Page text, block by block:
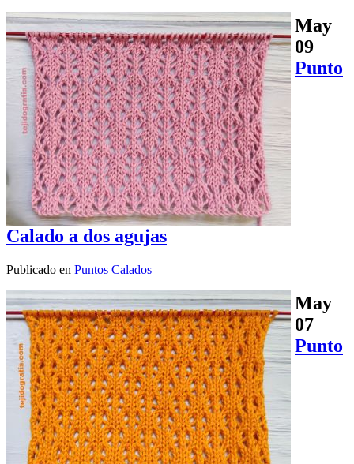
May
09
Punto
Calado a dos agujas
Publicado en Puntos Calados
May
07
Punto